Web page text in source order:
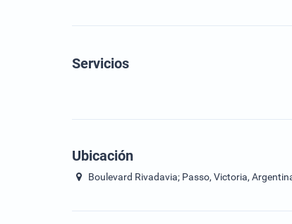
Servicios
Ubicación
Boulevard Rivadavia; Passo, Victoria,